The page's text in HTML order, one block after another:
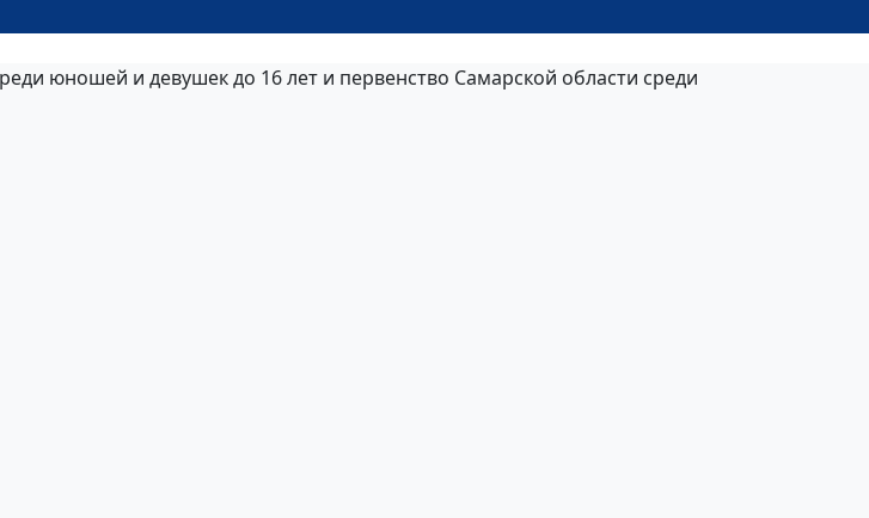
юношей и девушек до 16 лет и первенство Самарской области среди